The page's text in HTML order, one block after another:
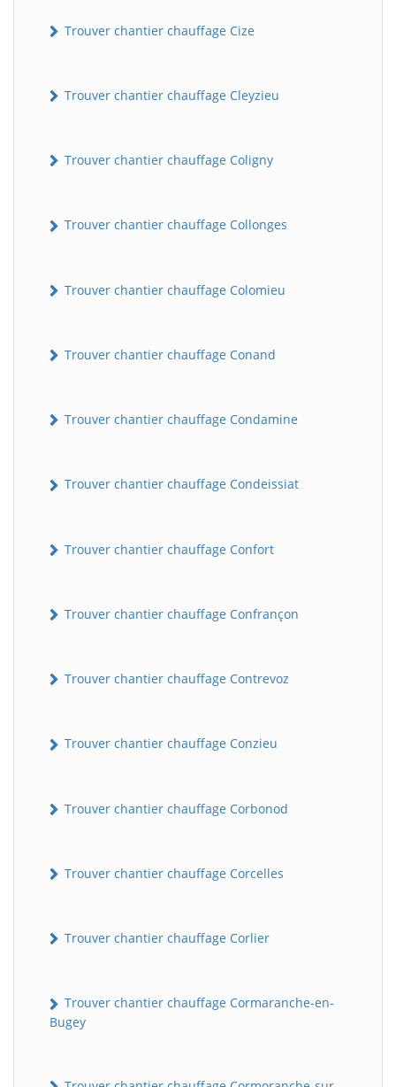
Trouver chantier chauffage Cize
Trouver chantier chauffage Cleyzieu
Trouver chantier chauffage Coligny
Trouver chantier chauffage Collonges
Trouver chantier chauffage Colomieu
Trouver chantier chauffage Conand
Trouver chantier chauffage Condamine
Trouver chantier chauffage Condeissiat
Trouver chantier chauffage Confort
Trouver chantier chauffage Confrançon
Trouver chantier chauffage Contrevoz
Trouver chantier chauffage Conzieu
Trouver chantier chauffage Corbonod
Trouver chantier chauffage Corcelles
Trouver chantier chauffage Corlier
Trouver chantier chauffage Cormaranche-en-
Bugey
BatiWebPro